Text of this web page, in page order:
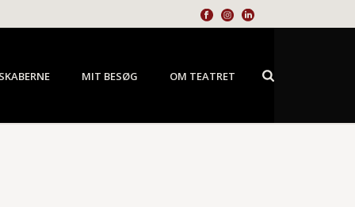
MIT BESØG OM TEATRET